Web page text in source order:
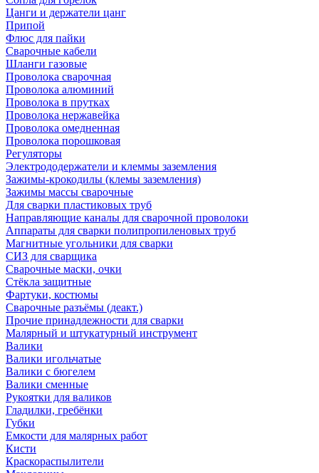
Цанги и держатели цанг
Припой
Флюс для пайки
Сварочные кабели
Шланги газовые
Проволока сварочная
Проволока алюминий
Проволока в прутках
Проволока нержавейка
Проволока омедненная
Проволока порошковая
Регуляторы
Электрододержатели и клеммы заземления
Зажимы-крокодилы (клемы заземления)
Зажимы массы сварочные
Для сварки пластиковых труб
Направляющие каналы для сварочной проволоки
Аппараты для сварки полипропиленовых труб
Магнитные угольники для сварки
СИЗ для сварщика
Сварочные маски, очки
Стёкла защитные
Фартуки, костюмы
Сварочные разъёмы (деакт.)
Прочие принадлежности для сварки
Малярный и штукатурный инструмент
Валики
Валики игольчатые
Валики с бюгелем
Валики сменные
Рукоятки для валиков
Гладилки, гребёнки
Губки
Емкости для малярных работ
Кисти
Краскораспылители